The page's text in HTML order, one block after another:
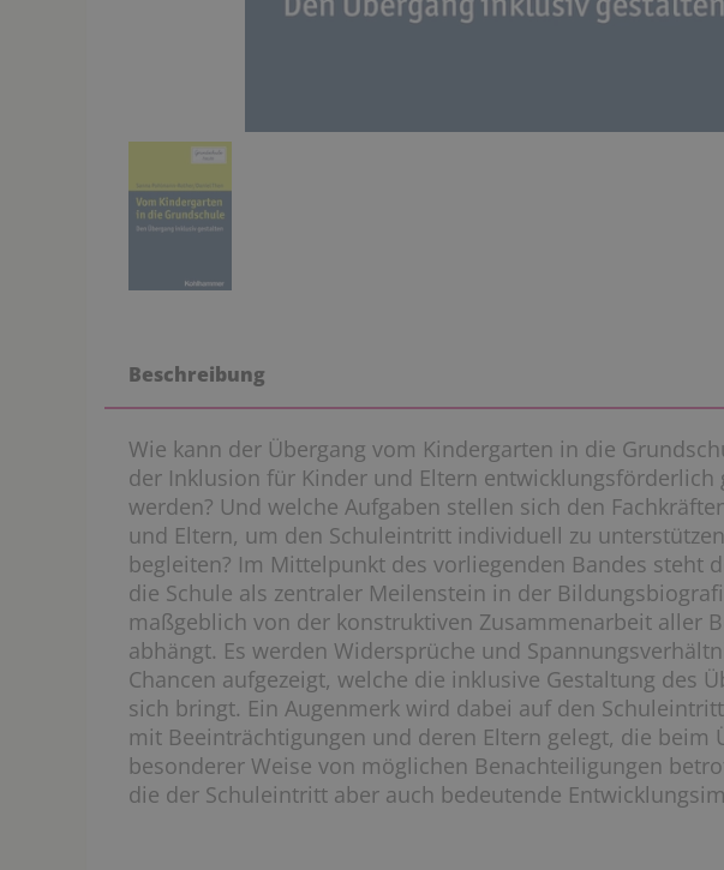
Beschreibung
Wie kann der Übergang vom Kindergarten in die
der Inklusion für Kinder und Eltern entwicklungsförderlich
werden? Und welche Aufgaben stellen sich den
und Eltern, um den Schuleintritt individuell zu
begleiten? Im Mittelpunkt des vorliegenden Bandes steht
die Schule als zentraler Meilenstein in der
maßgeblich von der konstruktiven Zusammenarbeit aller
abhängt. Es werden Widersprüche und
Chancen aufgezeigt, welche die inklusive Gestaltung des
sich bringt. Ein Augenmerk wird dabei auf den
mit Beeinträchtigungen und deren Eltern gelegt, die beim
besonderer Weise von möglichen Benachteiligungen
die der Schuleintritt aber auch bedeutende